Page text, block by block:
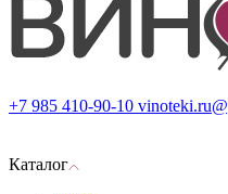
+7 985 410-90-10
Каталог